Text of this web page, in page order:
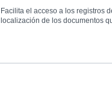
Facilita el acceso a los registros
localización de los documentos